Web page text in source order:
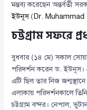
মন্তব্য করেছেন অন্তর্বর্তী
ইউনূস(Dr. Muhammad
চট্টগ্রাম সফরে
বুধবার (১৪ মে) সকাল
পরিদর্শন করেন ড. ইউনূস।
এটি ছিল তার নিজ
এলাকায় পরিদর্শনকালে
চট্টগ্রাম বন্দর। নেপাল,